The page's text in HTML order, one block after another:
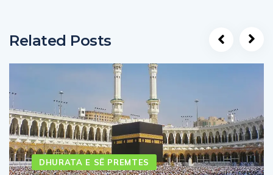
Related Posts
DHURATA E SË PREMTES